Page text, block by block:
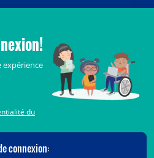
Crédits
publics